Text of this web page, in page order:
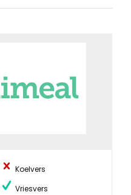
Koelvers
Vriesvers